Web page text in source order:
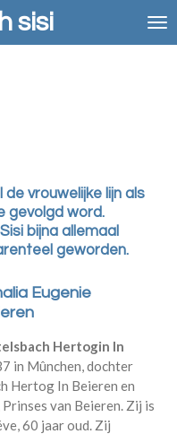
sisi
vrouwelijke lijn als
gevolgd word.
bijna allemaal
geworden.
Eugenie
Hertogin In
in Mûnchen, dochter
Hertog In Beieren en
van Beieren. Zij is
, 60 jaar oud. Zij